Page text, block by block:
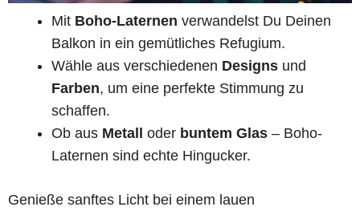
Mit Boho-Laternen verwandelst Du Deinen
Balkon in ein gemütliches Refugium.
Wähle aus verschiedenen Designs und
Farben, um eine perfekte Stimmung zu
schaffen.
Ob aus Metall oder buntem Glas – Boho-
Laternen sind echte Hingucker.
Genieße sanftes Licht bei einem lauen